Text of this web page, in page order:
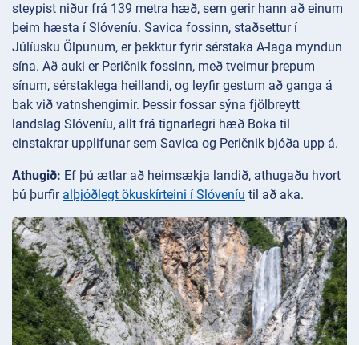
steypist niður frá 139 metra hæð, sem gerir hann að einum
þeim hæsta í Slóveníu. Savica fossinn, staðsettur í
Júlíusku Ölpunum, er þekktur fyrir sérstaka A-laga myndun
sína. Að auki er Peričnik fossinn, með tveimur þrepum
sínum, sérstaklega heillandi, og leyfir gestum að ganga á
bak við vatnshengirnir. Þessir fossar sýna fjölbreytt
landslag Slóveníu, allt frá tignarlegri hæð Boka til
einstakrar upplifunar sem Savica og Peričnik bjóða upp á.
Athugið: Ef þú ætlar að heimsækja landið, athugaðu hvort
þú þurfir alþjóðlegt ökuskírteini í Slóveníu til að aka.